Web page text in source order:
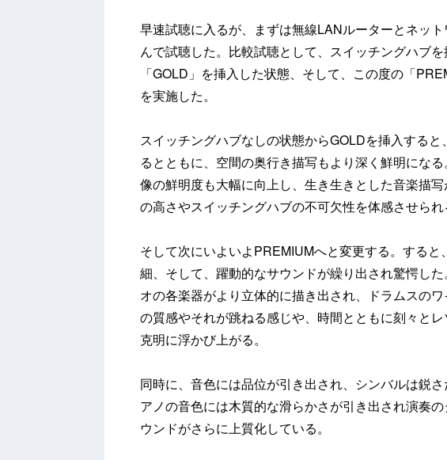
早速試聴に入るが、まずは無線LANルーターとネッ
んで試聴した。比較試聴として、スイッチングハブ
「GOLD」を挿入した状態、そして、この度の「
を実施した。
スイッチングハブなしの状態からGOLDを挿入する
るとともに、空間の奥行き描写もより深く鮮明にな
像の鮮明度も大幅に向上し、生き生きとした音楽描
の高さやスイッチングハブの不可欠性を体感させられ
そして次にいよいよPREMIUMへと変更する。する
細、そして、躍動的なサウンドが繰り出され驚愕し
オの各楽器がより立体的に描き出され、ドラムスの
の質感やそれが跳ねる感じや、時間とともに刻々と
克明に浮かび上がる。
同時に、音色には品位が引き出され、シンバルは鋭
アノの音色には木質的な滑らかさが引き出され演奏
ウンドがさらに上質化している。